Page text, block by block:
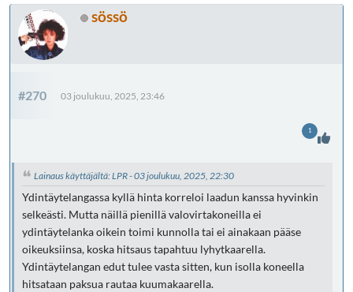
sössö
#270 03 joulukuu, 2025, 23:46
Lainaus käyttäjältä: LPR - 03 joulukuu, 2025, 22:30
Ydintäytelangassa kyllä hinta korreloi laadun kanssa hyvinkin
selkeästi. Mutta näillä pienillä valovirtakoneilla ei
ydintäytelanka oikein toimi kunnolla tai ei ainakaan pääse
oikeuksiinsa, koska hitsaus tapahtuu lyhytkaarella.
Ydintäytelangan edut tulee vasta sitten, kun isolla koneella
hitsataan paksua rautaa kuumakaarella.
1